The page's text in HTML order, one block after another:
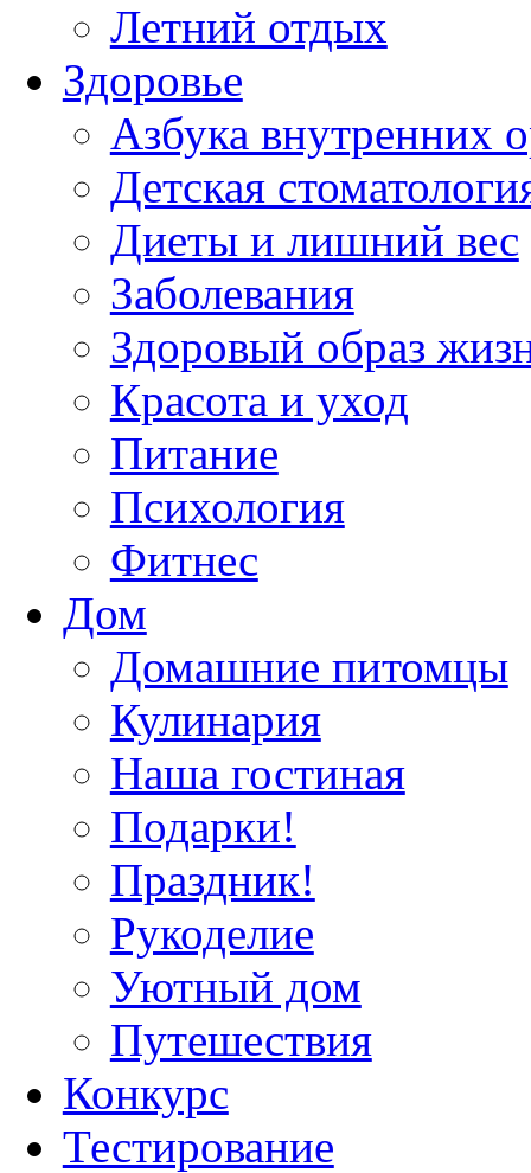
Летний отдых
Здоровье
Азбука внутренних
Детская
Диеты и лишний вес
Заболевания
Здоровый образ
Красота и уход
Питание
Психология
Фитнес
Дом
Домашние питомцы
Кулинария
Наша гостиная
Подарки!
Праздник!
Рукоделие
Уютный дом
Путешествия
Конкурс
Тестирование